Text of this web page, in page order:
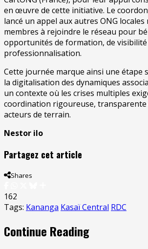
en œuvre de cette initiative. Le
lancé un appel aux autres ONG
membres à rejoindre le réseau pour
opportunités de formation, de visibilité
professionnalisation.
Cette journée marque ainsi une étape
la digitalisation des dynamiques
un contexte où les crises multiples
coordination rigoureuse, transparente
acteurs de terrain.
Nestor ilo
Partagez cet article
Shares
162
Tags: Kananga Kasaï Central RDC
Continue Reading